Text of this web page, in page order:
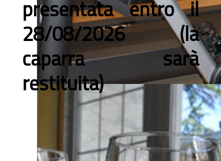
presentata entro il
28/08/2026 (la
caparra sarà
restituita)